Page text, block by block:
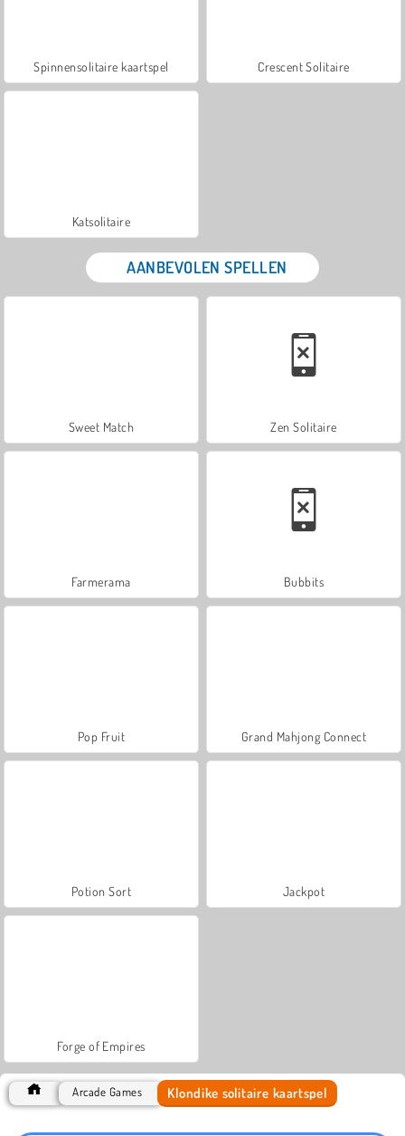
Spinnensolitaire kaartspel Crescent Solitaire
Katsolitaire
AANBEVOLEN SPELLEN
Sweet Match Zen Solitaire
Farmerama Bubbits
Pop Fruit Grand Mahjong Connect
Potion Sort Jackpot
Forge of Empires
Arcade Games Klondike solitaire kaartspel